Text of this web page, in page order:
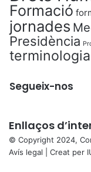
Formació
jornades
Presidència
Segueix-nos
Enllaços
© Copyright 2024,
Avís legal | Creat per